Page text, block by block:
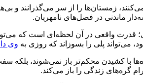
زمستان‌ها را از سر می‌گذرانند و
ماندنی در فصل‌های نامهربان.
قدرت واقعی در آن لحظه‌ای است که
می‌تواند پلی را بسوزاند که روزی به وی
کشیدن محکم‌تر باز نمی‌شوند، بلکه
گره‌های زندگی را باز می‌کند.